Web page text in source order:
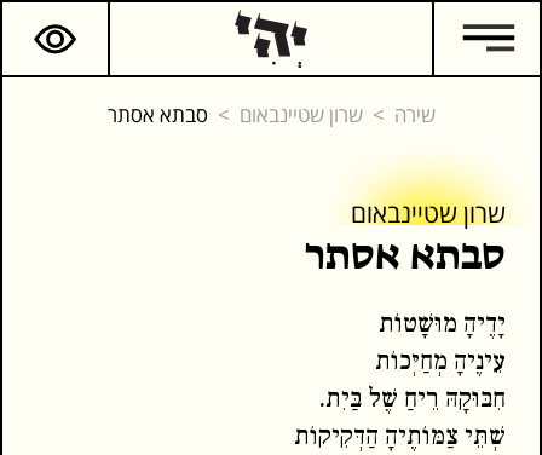
שירה שרון שטיינבאום סבתא אסתר
שרון שטיינבאום
שרון שטיינבאום
סבתא אסתר
יָדֶיהָ מוּשָׁטוֹת
עֵינֶיהָ מְחַיְּכוֹת
חִבּוּקָהּ רֵיחַ שֶׁל בַּיִת.
שְׁתֵּי צַמּוֹתֶיהָ הַדְּקִיקוֹת